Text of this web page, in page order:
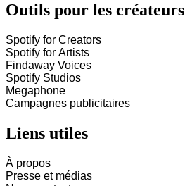
Outils pour les créateurs
Spotify for Creators
Spotify for Artists
Findaway Voices
Spotify Studios
Megaphone
Campagnes publicitaires
Liens utiles
À propos
Presse et médias